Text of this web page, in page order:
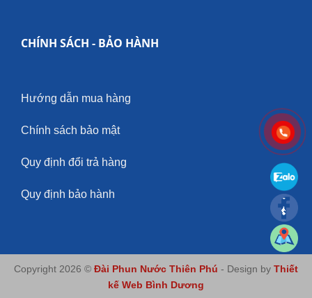
CHÍNH SÁCH - BẢO HÀNH
Hướng dẫn mua hàng
Chính sách bảo mật
Quy định đổi trả hàng
Quy định bảo hành
Copyright 2026 © Đài Phun Nước Thiên Phú - Design by Thiết
kế Web Bình Dương